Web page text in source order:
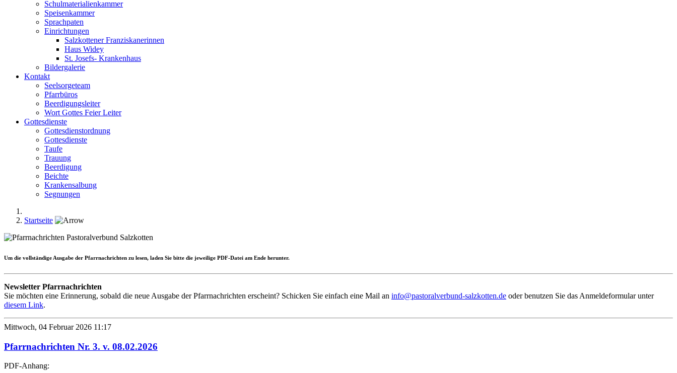
Schulmaterialienkammer
Speisenkammer
Sprachpaten
Einrichtungen
Salzkottener Franziskanerinnen
Haus Widey
St. Josefs- Krankenhaus
Bildergalerie
Kontakt
Seelsorgeteam
Pfarrbüros
Beerdigungsleiter
Wort Gottes Feier Leiter
Gottesdienste
Gottesdienstordnung
Gottesdienste
Taufe
Trauung
Beerdigung
Beichte
Krankensalbung
Segnungen
Startseite
Um die vollständige Ausgabe der Pfarrnachrichten zu lesen, laden Sie bitte die jeweilige PDF-Datei am Ende herunter.
Newsletter Pfarrnachrichten
Sie möchten eine Erinnerung, sobald die neue Ausgabe der Pfarrnachrichten erscheint? Schicken Sie einfach eine Mail an info@pastoralverbund-salzkotten.de oder benutzen Sie das Anmeldeformular unter
diesem Link.
Mittwoch, 04 Februar 2026 11:17
Pfarrnachrichten Nr. 3. v. 08.02.2026
PDF-Anhang: